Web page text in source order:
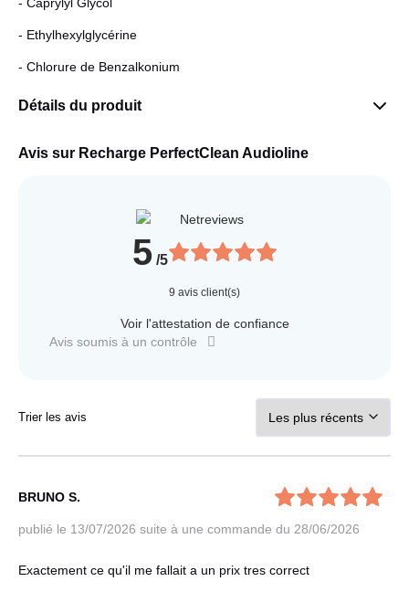
- Ethylhexylglycérine
- Chlorure de Benzalkonium
Détails du produit
Avis sur Recharge PerfectClean Audioline
5/5
9 avis client(s)
Voir l'attestation de confiance
Avis soumis à un contrôle
Trier les avis
BRUNO S.
publié le 13/07/2026 suite à une commande du 28/06/2026
Exactement ce qu'il me fallait a un prix tres correct